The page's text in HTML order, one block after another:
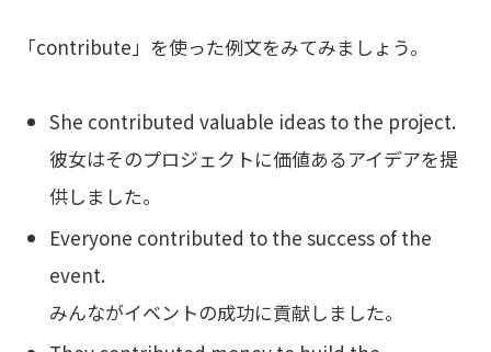
「contribute」を使った例文をみてみましょう。
She contributed valuable ideas to the project.
彼女はそのプロジェクトに価値あるアイデアを提
供しました。
Everyone contributed to the success of the
event.
みんながイベントの成功に貢献しました。